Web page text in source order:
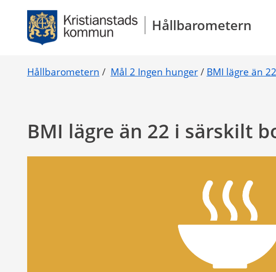
Gå direkt till sidans innehåll
Hållbarometern
Hållbarometern / Mål 2 Ingen hunger/ BMI lägre än
BMI lägre än 22 i särskilt